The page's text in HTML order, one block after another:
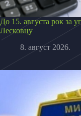
До 15. августа рок за
Лесковцу
8. август 2026.